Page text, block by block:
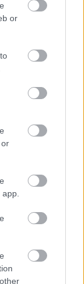
or
működő
rejtett, zöld
minden köve